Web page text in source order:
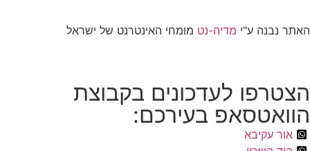
האתר נבנה ע"י מדיה-נט מומחי האינטרנט של ישראל
הצטרפו לעדכונים בקבוצת
הוואטסאפ בעירכם:
אור עקיבא